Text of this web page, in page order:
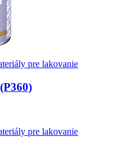
pre lakovanie
pre lakovanie